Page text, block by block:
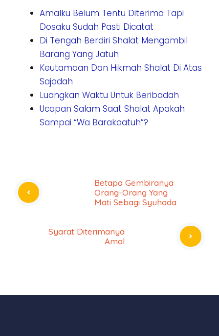
Amalku Belum Tentu Diterima Tapi
Dosaku Sudah Pasti Dicatat
Di Tengah Berdiri Shalat Mengambil
Barang Yang Jatuh
Keutamaan Dan Hikmah Shalat Di Atas
Sajadah
Luangkan Waktu Untuk Beribadah
Ucapan Salam Saat Shalat Apakah
Sampai “Wa Barakaatuh”?
Betapa Gembiranya
Orang-Orang Yang
Mati Sebagi Syuhada
Syarat Diterimanya
Amal